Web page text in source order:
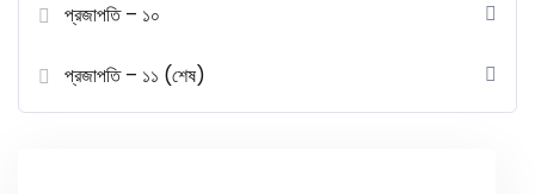
প্রজাপতি – ১০
প্রজাপতি – ১১ (শেষ)